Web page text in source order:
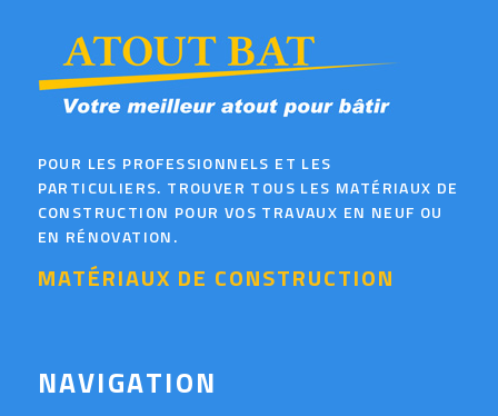
POUR LES PROFESSIONNELS ET LES
PARTICULIERS. TROUVER TOUS LES MATÉRIAUX DE
CONSTRUCTION POUR VOS TRAVAUX EN NEUF OU
EN RÉNOVATION.
MATÉRIAUX DE CONSTRUCTION
NAVIGATION